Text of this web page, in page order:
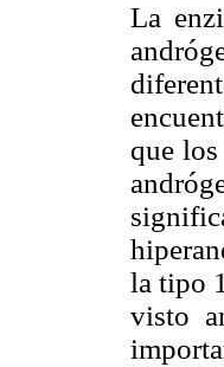
La
que
la tipo
visto